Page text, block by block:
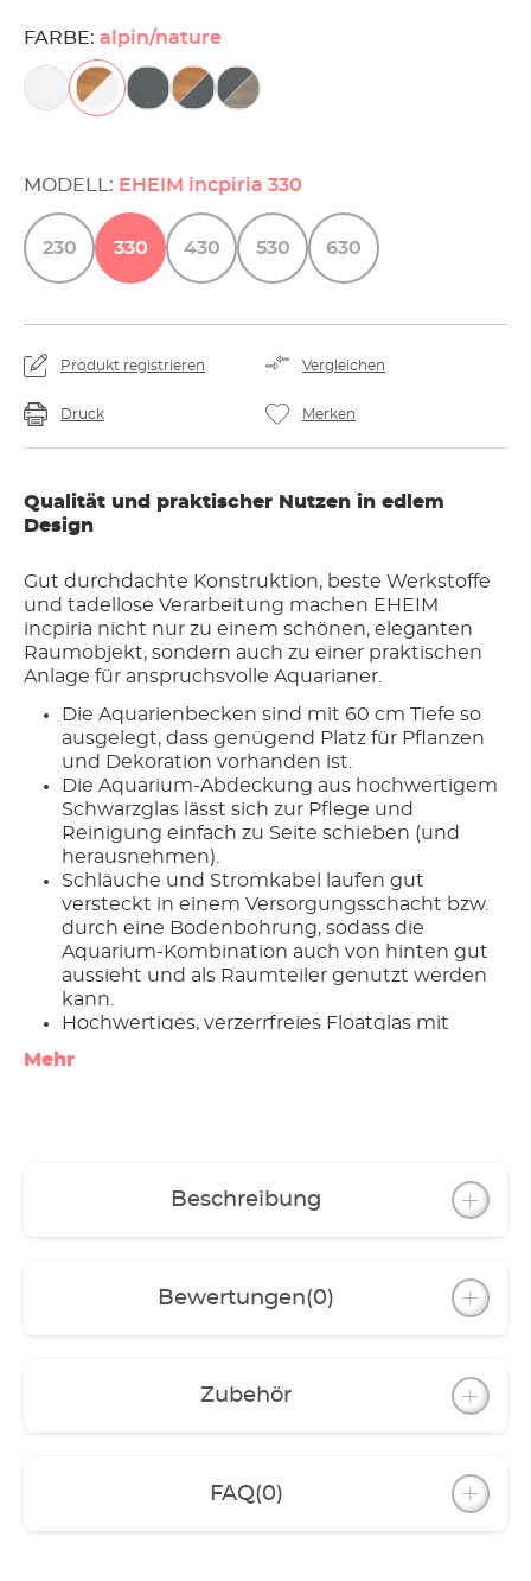
FARBE: alpin/nature
MODELL: EHEIM incpiria 330
230 330 430 530 630
Produkt registrieren Vergleichen
Druck Merken
Qualität und praktischer Nutzen in edlem
Design
Gut durchdachte Konstruktion, beste Werkstoffe
und tadellose Verarbeitung machen EHEIM
incpiria nicht nur zu einem schönen, eleganten
Raumobjekt, sondern auch zu einer praktischen
Anlage für anspruchsvolle Aquarianer.
Die Aquarienbecken sind mit 60 cm Tiefe so
ausgelegt, dass genügend Platz für Pflanzen
und Dekoration vorhanden ist.
Die Aquarium-Abdeckung aus hochwertigem
Schwarzglas lässt sich zur Pflege und
Reinigung einfach zu Seite schieben (und
herausnehmen).
Schläuche und Stromkabel laufen gut
versteckt in einem Versorgungsschacht bzw.
durch eine Bodenbohrung, sodass die
Aquarium-Kombination auch von hinten gut
aussieht und als Raumteiler genutzt werden
kann.
Hochwertiges, verzerrfreies Floatglas mit
Kanten lässt freie Sicht in die Unterwasserwelt
gebaut und für das hohe Gewicht des
befüllten Aquariums gut ausgelegt.
Auch die Hochglanz-Oberfläche bzw. die
Ein originelles Attribut ist die digital über
WLAN steuerbare atmosphärische
EHEIM RGBcontrol+e stehen Millionen Farben
Mehr
Beschreibung
Bewertungen(0)
Zubehör
FAQ(0)